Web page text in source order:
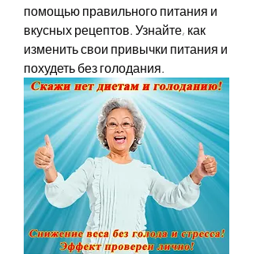
помощью правильного питания и
вкусных рецептов. Узнайте, как
изменить свои привычки питания и
похудеть без голодания.